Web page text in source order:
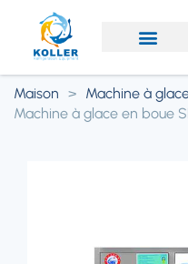
Maison > Machine à
Machine à glace en boue